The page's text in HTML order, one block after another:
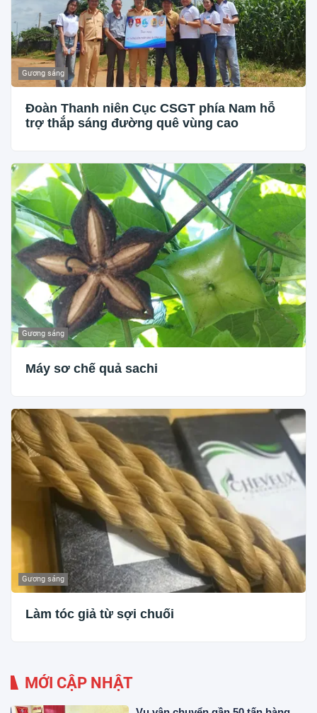
Gương sáng
Đoàn Thanh niên Cục CSGT phía Nam hỗ
trợ thắp sáng đường quê vùng cao
Gương sáng
Máy sơ chế quả sachi
Gương sáng
Làm tóc giả từ sợi chuối
MỚI CẬP NHẬT